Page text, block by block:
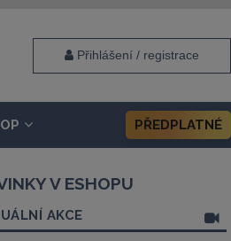
Přihlášení / registrace
PŘEDPLATNÉ
V ESHOPU
AKCE